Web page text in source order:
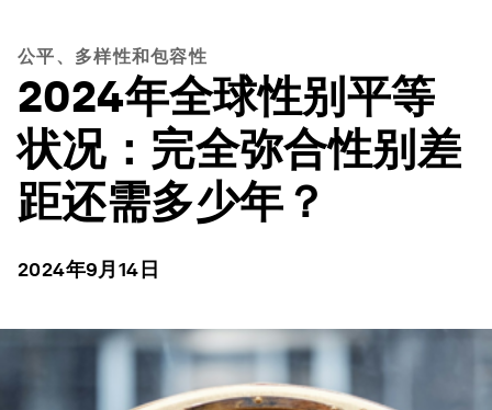
公平、多样性和包容性
2024年全球性别平等
状况：完全弥合性别差
距还需多少年？
2024年9月14日